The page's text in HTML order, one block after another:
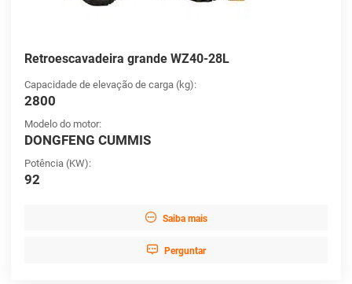
Retroescavadeira grande WZ40-28L
Capacidade de elevação de carga (kg):
2800
Modelo do motor:
DONGFENG CUMMIS
Potência (KW):
92
 Saiba mais
 Perguntar